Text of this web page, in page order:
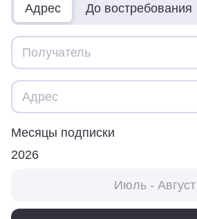
Адрес До востребования
Месяцы подписки
2026
Июль - Август